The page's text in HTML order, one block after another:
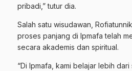
pribadi,” tutur dia.
Salah satu wisudawan,
proses panjang di Ipmafa telah
secara akademis dan spiritual.
“Di Ipmafa, kami belajar lebih